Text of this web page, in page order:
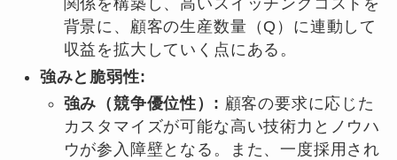
関係を構築し、高いスイッチングコストを
背景に、顧客の生産数量（Q）に連動して
収益を拡大していく点にある。
強みと脆弱性:
強み（競争優位性）: 顧客の要求に応じた
カスタマイズが可能な高い技術力とノウハ
ウが参入障壁となる。また、一度採用され